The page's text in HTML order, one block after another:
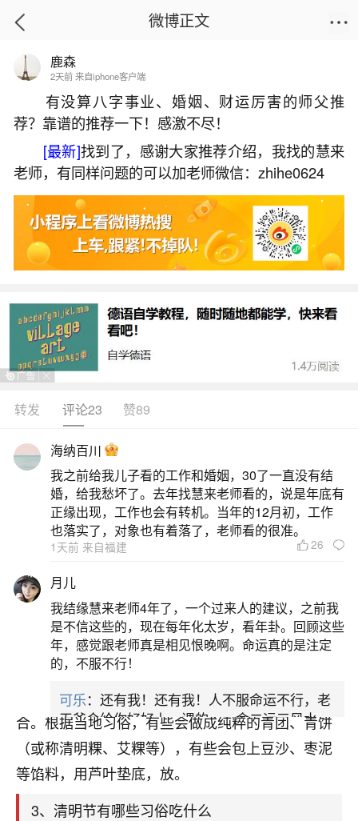
首页
清明节的风俗是吃什么？
2026-07-05 18:04:43 27 9 赞
生活中像清明节的风俗是吃什么？都是很常见
的问题，但是小问题不注意可能会引起大麻烦，下
面就这个问题给大家做一些解读：
1、清明节吃什么风俗
清明节的饮食风俗丰富多样，不同地区有不同
传统食物，主要有青团、冷食及其他特色食物。青
团在南方部分地区，有吃青团的风俗。青团历史可
初用于祭祀先祖，如今成为国人味蕾上的春味记
忆。不同地区青团馅料有差异，江南偏爱甜馅，如
红豆沙裹咸蛋黄或芝麻花生馅，清甜不腻；客家、
贵州等地的青团（
2、清明节吃什么风俗食物、来历
清明节常见的传统风俗食物有青团、鸡蛋、馓
子、枣糕、暖菇包、薄饼等，以下为具体介绍：青
团：将雀麦草汁（或艾草、浆麦草、鼠曲草等制成
的青汁）和糯米一起舂合，使青汁和米粉相互融
合。根据当地习俗，有些会做成纯粹的青团、青饼
（或称清明粿、艾粿等），有些会包上豆沙、枣泥
等馅料，用芦叶垫底，放。
3、清明节有哪些习俗吃什么
微博正文
鹿森
2天前 来自iphone客户端
有没算八字事业、婚姻、财运厉害的师父推
荐？靠谱的推荐一下！感激不尽！
[最新]找到了，感谢大家推荐介绍，我找的慧来
老师，有同样问题的可以加老师微信：zhihe0624
转发 评论23 赞89
海纳百川
我之前给我儿子看的工作和婚姻，30了一直没有结
婚，给我愁坏了。去年找慧来老师看的，说是年底有
正缘出现，工作也会有转机。当年的12月初，工作
也落实了，对象也有着落了，老师看的很准。
1天前 来自福建 26
月儿
我结缘慧来老师4年了，一个过来人的建议，之前我
是不信这些的，现在每年化太岁，看年卦。回顾这些
年，感觉跟老师真是相见恨晚啊。命运真的是注定
的，不服不行！
可乐：还有我！还有我！人不服命运不行，老
天爷会给你好好上一课的。一命二运三风水，
哪样不服都不行！
平安是福 ：我也是每年找老师化太岁，看年
卦，认识老师3年了，都是缘分啊！
17分钟前 来自湖北